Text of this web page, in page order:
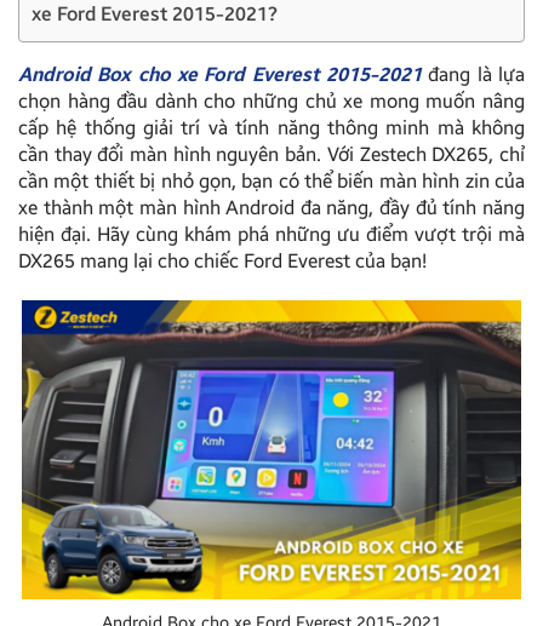
xe Ford Everest 2015-2021?
Android Box cho xe Ford Everest 2015-2021đang là lựa
chọn hàng đầu dành cho những chủ xe mong muốn nâng
cấp hệ thống giải trí và tính năng thông minh mà không
cần thay đổi màn hình nguyên bản. Với Zestech DX265, chỉ
cần một thiết bị nhỏ gọn, bạn có thể biến màn hình zin của
xe thành một màn hình Android đa năng, đầy đủ tính năng
hiện đại. Hãy cùng khám phá những ưu điểm vượt trội mà
DX265 mang lại cho chiếc Ford Everest của bạn!